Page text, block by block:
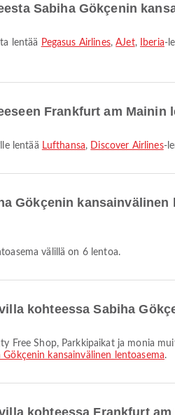
Sabiha Gökçenin
lentää Pegasus Airlines,AJet, Iberia-
Frankfurt am Mainin
lentää Lufthansa, Discover Airlines-
Gökçenin
välillä on 6 lentoa.
kohteessa Sabiha
Gökçenin kansainvälinen lentoasema.
kohteessa Frankfurt